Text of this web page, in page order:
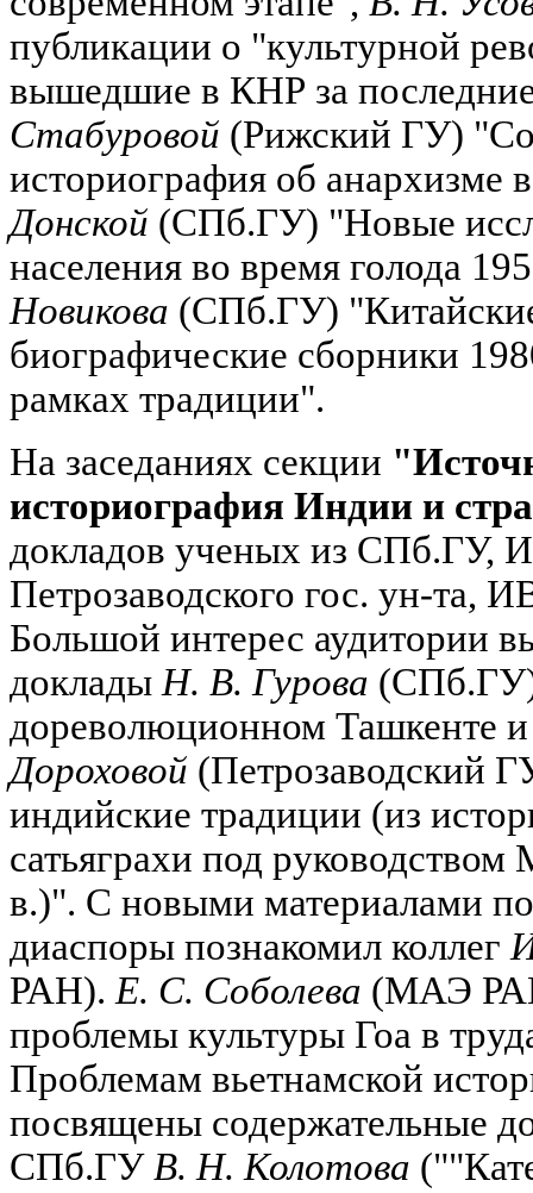
публикации о "культурной
вышедшие в КНР за
Стабуровой (Рижский ГУ)
историография об анархизме
Донской (СПб.ГУ) "Новые
населения во время голода
Новикова (СПб.ГУ)
биографические сборники
рамках традиции".
На заседаниях секции
историография Индии и
докладов ученых из
Петрозаводского гос. ун-
Большой интерес аудитории
доклады Н. В. Гурова (СПб.ГУ)
дореволюционном Ташкенте
Дороховой (Петрозаводский
индийские традиции (из
сатьяграхи под
в.)". С новыми материалами
диаспоры познакомил коллег
РАН). Е. С. Соболева (МАЭ
проблемы культуры Гоа в
Проблемам вьетнамской
посвящены содержательные
СПб.ГУ В. Н. Колотова